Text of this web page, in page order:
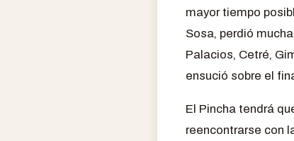
mayor tiempo
Sosa, perdió
Palacios, Cetré,
ensució sobre el
El Pincha tendrá
reencontrarse con